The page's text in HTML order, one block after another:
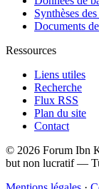
Synthèses
Documents
Ressources
Liens utiles
Recherche
Flux RSS
Plan du site
Contact
© 2026 Forum Ibn
but non lucratif —